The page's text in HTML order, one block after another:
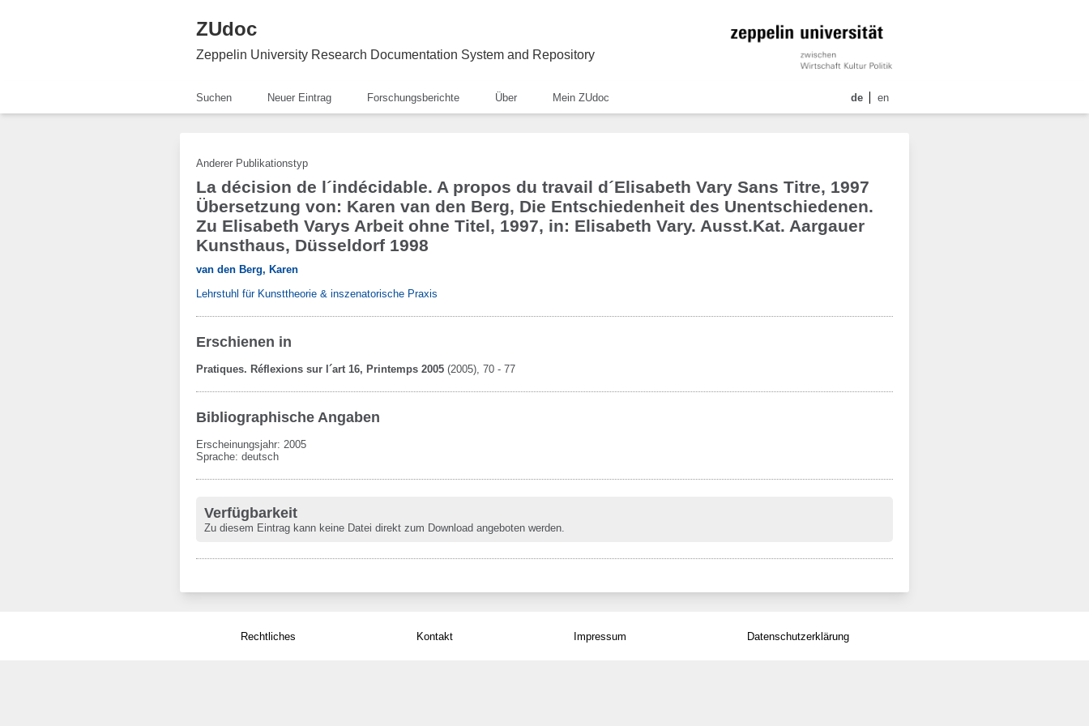
ZUdoc
Zeppelin University Research Documentation System and Repository
Suchen Neuer Eintrag Forschungsberichte Über Mein ZUdoc de en
Anderer Publikationstyp
La décision de l´indécidable. A propos du travail d´Elisabeth Vary Sans Titre, 1997
Übersetzung von: Karen van den Berg, Die Entschiedenheit des Unentschiedenen.
Zu Elisabeth Varys Arbeit ohne Titel, 1997, in: Elisabeth Vary. Ausst.Kat. Aargauer
Kunsthaus, Düsseldorf 1998
van den Berg, Karen
Lehrstuhl für Kunsttheorie & inszenatorische Praxis
Erschienen in
Pratiques. Réflexions sur l´art 16, Printemps 2005 (2005), 70 - 77
Bibliographische Angaben
Erscheinungsjahr: 2005
Sprache: deutsch
Verfügbarkeit
Zu diesem Eintrag kann keine Datei direkt zum Download angeboten werden.
Rechtliches Kontakt Impressum Datenschutzerklärung